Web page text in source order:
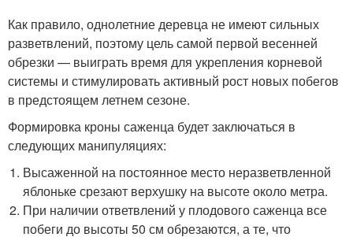
Как правило, однолетние деревца не имеют сильных
разветвлений, поэтому цель самой первой весенней
обрезки — выиграть время для укрепления корневой
системы и стимулировать активный рост новых побегов
в предстоящем летнем сезоне.
Формировка кроны саженца будет заключаться в
следующих манипуляциях:
Высаженной на постоянное место неразветвленной
яблоньке срезают верхушку на высоте около метра.
При наличии ответвлений у плодового саженца все
побеги до высоты 50 см обрезаются, а те, что